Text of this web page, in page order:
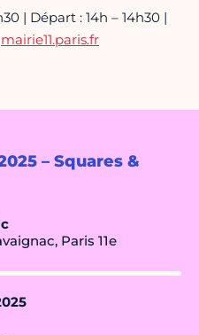
– Squares &
Paris 11e
| Départ : 14h – 14h30 |
mairie11.paris.fr